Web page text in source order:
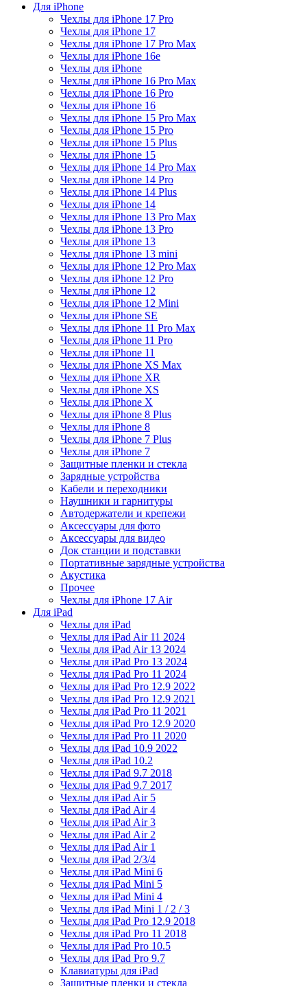
Для iPhone
Чехлы для iPhone 17 Pro
Чехлы для iPhone 17
Чехлы для iPhone 17 Pro Max
Чехлы для iPhone 16e
Чехлы для iPhone
Чехлы для iPhone 16 Pro Max
Чехлы для iPhone 16 Pro
Чехлы для iPhone 16
Чехлы для iPhone 15 Pro Max
Чехлы для iPhone 15 Pro
Чехлы для iPhone 15 Plus
Чехлы для iPhone 15
Чехлы для iPhone 14 Pro Max
Чехлы для iPhone 14 Pro
Чехлы для iPhone 14 Plus
Чехлы для iPhone 14
Чехлы для iPhone 13 Pro Max
Чехлы для iPhone 13 Pro
Чехлы для iPhone 13
Чехлы для iPhone 13 mini
Чехлы для iPhone 12 Pro Max
Чехлы для iPhone 12 Pro
Чехлы для iPhone 12
Чехлы для iPhone 12 Mini
Чехлы для iPhone SE
Чехлы для iPhone 11 Pro Max
Чехлы для iPhone 11 Pro
Чехлы для iPhone 11
Чехлы для iPhone XS Max
Чехлы для iPhone XR
Чехлы для iPhone XS
Чехлы для iPhone X
Чехлы для iPhone 8 Plus
Чехлы для iPhone 8
Чехлы для iPhone 7 Plus
Чехлы для iPhone 7
Защитные пленки и стекла
Зарядные устройства
Кабели и переходники
Наушники и гарнитуры
Автодержатели и крепежи
Аксессуары для фото
Аксессуары для видео
Док станции и подставки
Портативные зарядные устройства
Акустика
Прочее
Чехлы для iPhone 17 Air
Для iPad
Чехлы для iPad
Чехлы для iPad Air 11 2024
Чехлы для iPad Air 13 2024
Чехлы для iPad Pro 13 2024
Чехлы для iPad Pro 11 2024
Чехлы для iPad Pro 12.9 2022
Чехлы для iPad Pro 12.9 2021
Чехлы для iPad Pro 11 2021
Чехлы для iPad Pro 12.9 2020
Чехлы для iPad Pro 11 2020
Чехлы для iPad 10.9 2022
Чехлы для iPad 10.2
Чехлы для iPad 9.7 2018
Чехлы для iPad 9.7 2017
Чехлы для iPad Air 5
Чехлы для iPad Air 4
Чехлы для iPad Air 3
Чехлы для iPad Air 2
Чехлы для iPad Air 1
Чехлы для iPad 2/3/4
Чехлы для iPad Mini 6
Чехлы для iPad Mini 5
Чехлы для iPad Mini 4
Чехлы для iPad Mini 1 / 2 / 3
Чехлы для iPad Pro 12.9 2018
Чехлы для iPad Pro 11 2018
Чехлы для iPad Pro 10.5
Чехлы для iPad Pro 9.7
Клавиатуры для iPad
Защитные пленки и стекла